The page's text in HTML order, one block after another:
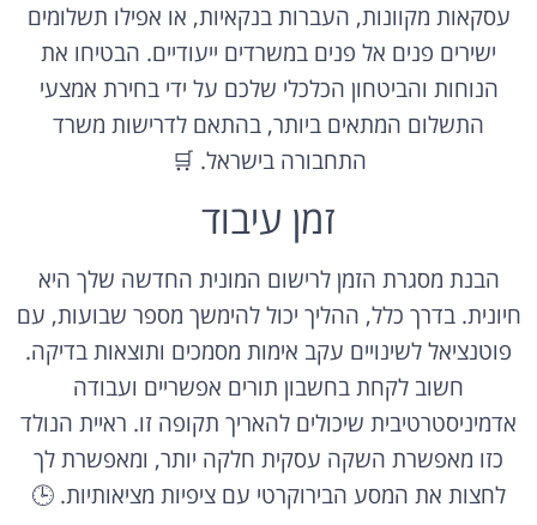
עסקאות מקוונות, העברות בנקאיות, או אפילו תשלומים
ישירים פנים אל פנים במשרדים ייעודיים. הבטיחו את
הנוחות והביטחון הכלכלי שלכם על ידי בחירת אמצעי
התשלום המתאים ביותר, בהתאם לדרישות משרד
התחבורה בישראל. 🛒
זמן עיבוד
הבנת מסגרת הזמן לרישום המונית החדשה שלך היא
חיונית. בדרך כלל, ההליך יכול להימשך מספר שבועות, עם
פוטנציאל לשינויים עקב אימות מסמכים ותוצאות בדיקה.
חשוב לקחת בחשבון תורים אפשריים ועבודה
אדמיניסטרטיבית שיכולים להאריך תקופה זו. ראיית הנולד
כזו מאפשרת השקה עסקית חלקה יותר, ומאפשרת לך
לחצות את המסע הבירוקרטי עם ציפיות מציאותיות. 🕒